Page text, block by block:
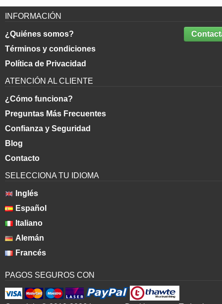
INFORMACIÓN
¿Quiénes somos?
Términos y condiciones
Política de Privacidad
ATENCIÓN AL CLIENTE
¿Cómo funciona?
Preguntas Más Frecuentes
Confianza y Seguridad
Blog
Contacto
SELECCIONA TU IDIOMA
Inglés
Español
Italiano
Alemán
Francés
PAGOS SEGUROS CON